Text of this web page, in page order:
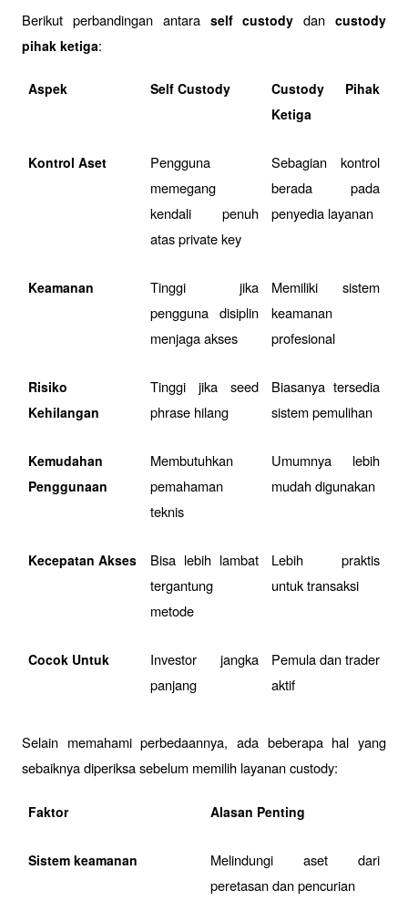
Berikut perbandingan antara self custody dan custody
pihak ketiga:
Aspek Self Custody
Custody Pihak
Ketiga
Kontrol Aset
Pengguna
memegang
kendali penuh
atas private key
Sebagian kontrol
berada pada
penyedia layanan
Keamanan
Tinggi jika
pengguna disiplin
menjaga akses
Memiliki sistem
keamanan
profesional
Risiko
Kehilangan
Tinggi jika seed
phrase hilang
Biasanya tersedia
sistem pemulihan
Kemudahan
Penggunaan
Membutuhkan
pemahaman
teknis
Umumnya lebih
mudah digunakan
Kecepatan Akses
Bisa lebih lambat
tergantung
metode
Lebih praktis
untuk transaksi
Cocok Untuk
Investor jangka
panjang
Pemula dan trader
aktif
Selain memahami perbedaannya, ada beberapa hal yang
sebaiknya diperiksa sebelum memilih layanan custody:
Faktor Alasan Penting
Sistem keamanan
Melindungi aset dari
peretasan dan pencurian